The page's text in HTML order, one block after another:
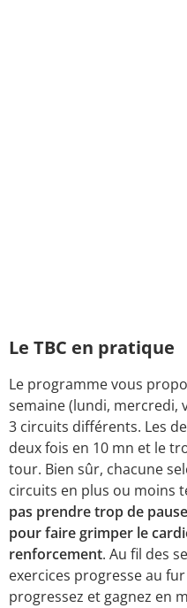
Le TBC en pratique
Le programme vous
semaine (lundi, mercredi,
3 circuits différents. Les
deux fois en 10 mn et le
tour. Bien sûr, chacune
circuits en plus ou moins
pas prendre trop de
pour faire grimper le
renforcement. Au fil des
exercices progresse au
progressez et gagnez en